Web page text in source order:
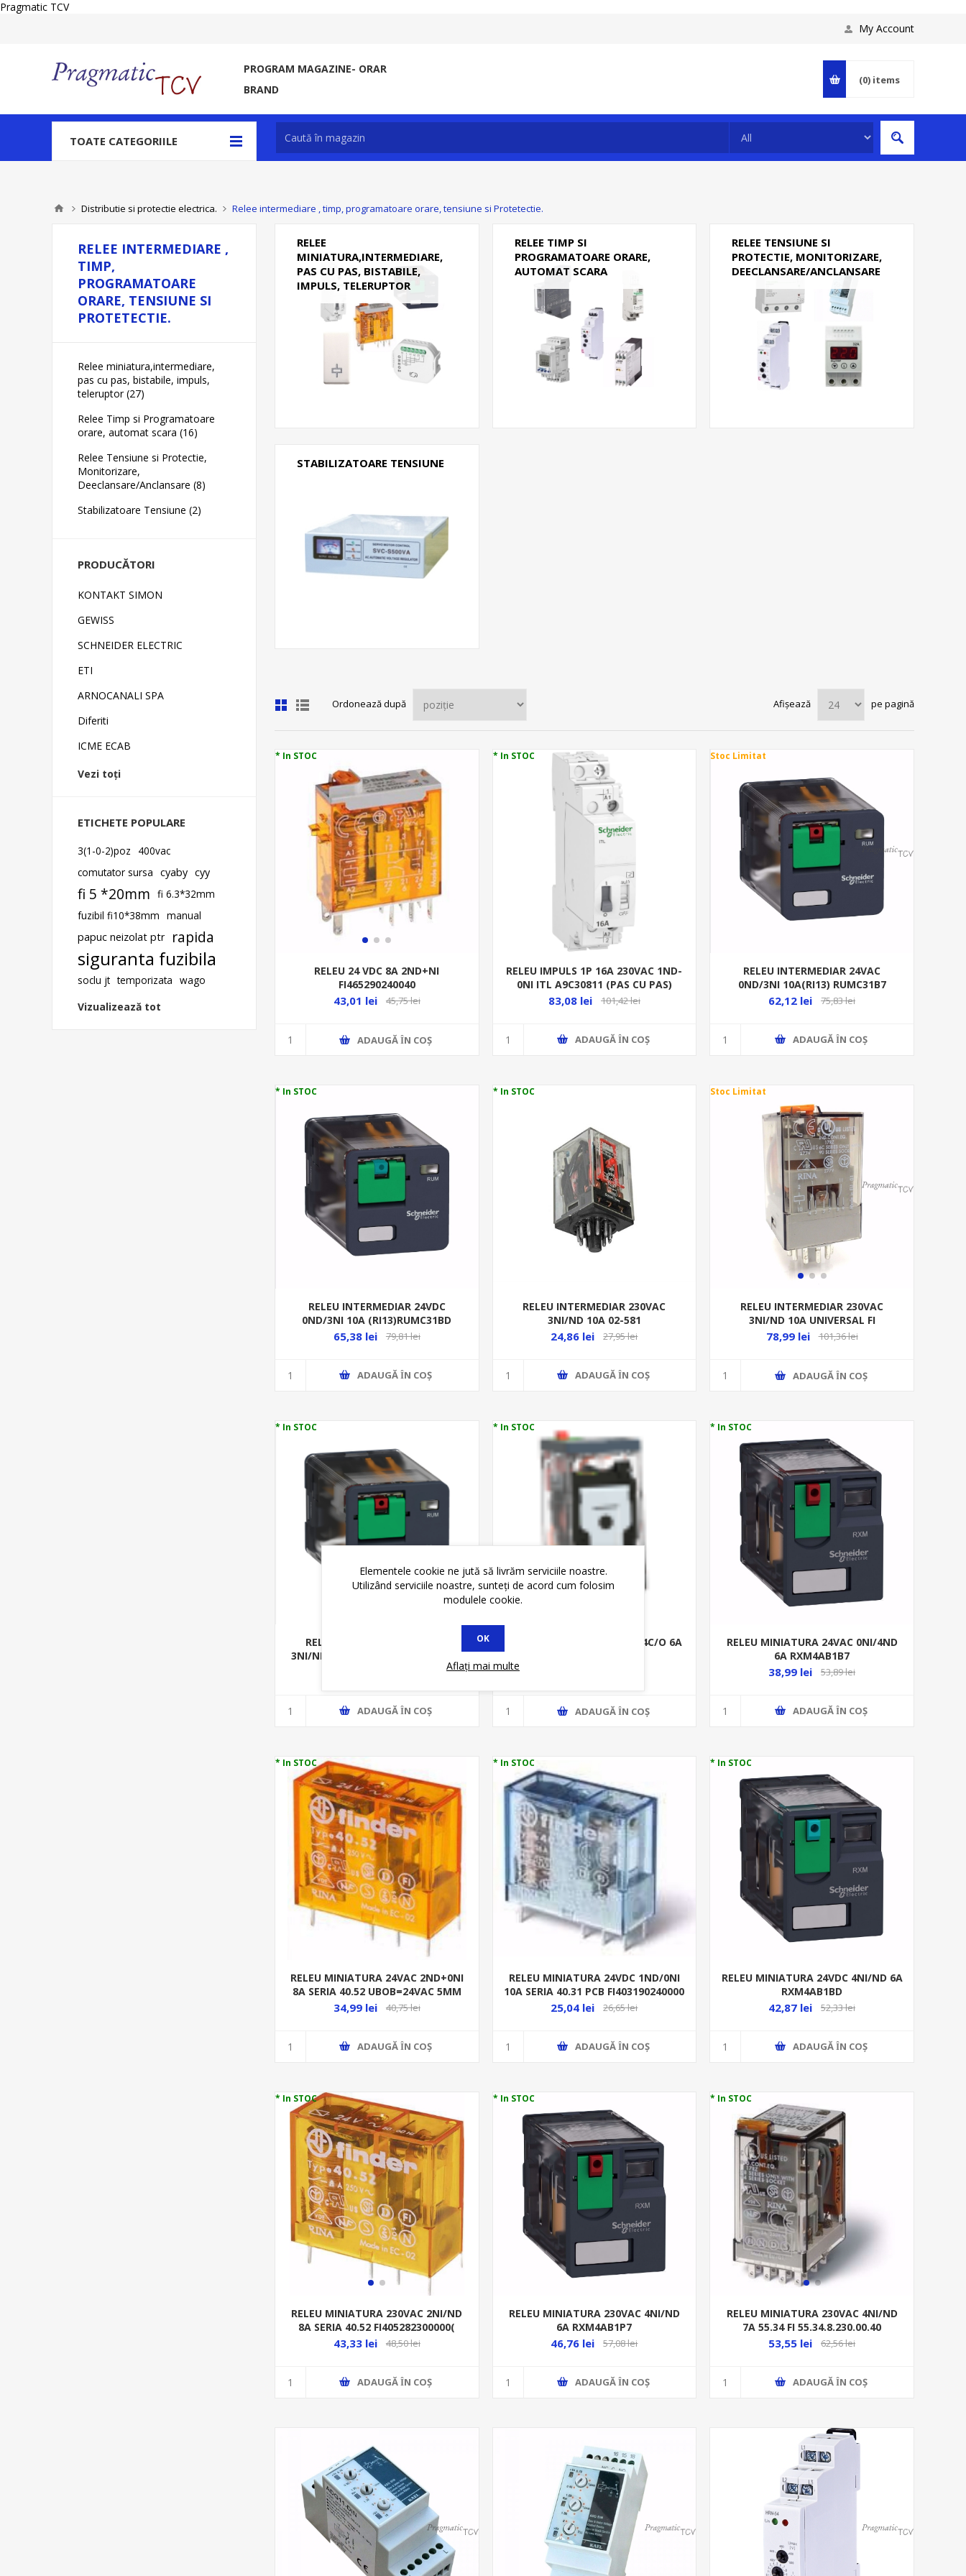
Pragmatic TCV
My Account
PROGRAM MAGAZINE- ORAR
BRAND
(0) items
TOATE CATEGORIILE
Distributie si protectie electrica. Relee intermediare , timp, programatoare orare, tensiune si Protetectie.
RELEE
MINIATURA,INTERMEDIARE,
PAS CU PAS, BISTABILE,
IMPULS, TELERUPTOR
RELEE TIMP SI
PROGRAMATOARE ORARE,
AUTOMAT SCARA
RELEE TENSIUNE SI
PROTECTIE, MONITORIZARE,
DEECLANSARE/ANCLANSARE
STABILIZATOARE TENSIUNE
Ordonează după Afișează pe pagină
* In STOC
RELEU 24 VDC 8A 2ND+NI
FI465290240040
43,01 lei 45,75 lei
ADAUGĂ ȊN COŞ
* In STOC
RELEU IMPULS 1P 16A 230VAC 1ND-
0NI ITL A9C30811 (PAS CU PAS)
TELERUPTOR
83,08 lei 101,42 lei
ADAUGĂ ȊN COŞ
Stoc Limitat
RELEU INTERMEDIAR 24VAC
0ND/3NI 10A(RI13) RUMC31B7
62,12 lei 75,83 lei
ADAUGĂ ȊN COŞ
* In STOC
RELEU INTERMEDIAR 24VDC
0ND/3NI 10A (RI13)RUMC31BD
65,38 lei 79,81 lei
ADAUGĂ ȊN COŞ
* In STOC
RELEU INTERMEDIAR 230VAC
3NI/ND 10A 02-581
24,86 lei 27,95 lei
ADAUGĂ ȊN COŞ
Stoc Limitat
RELEU INTERMEDIAR 230VAC
3NI/ND 10A UNIVERSAL FI
60.13.8.230.00.40
78,99 lei 101,36 lei
ADAUGĂ ȊN COŞ
* In STOC
RELEU INTERMEDIAR 230VAC
3NI/ND 10A UNIVERSAL RUMC31P7
ADAUGĂ ȊN COŞ
* In STOC
RELEU MINIATURA 230VAC 4C/O 6A
ADAUGĂ ȊN COŞ
* In STOC
RELEU MINIATURA 24VAC 0NI/4ND
6A RXM4AB1B7
38,99 lei 53,89 lei
ADAUGĂ ȊN COŞ
* In STOC
RELEU MINIATURA 24VAC 2ND+0NI
8A SERIA 40.52 UBOB=24VAC 5MM
INTRE PINI
34,99 lei 40,75 lei
ADAUGĂ ȊN COŞ
* In STOC
RELEU MINIATURA 24VDC 1ND/0NI
10A SERIA 40.31 PCB FI403190240000
25,04 lei 26,65 lei
ADAUGĂ ȊN COŞ
* In STOC
RELEU MINIATURA 24VDC 4NI/ND 6A
RXM4AB1BD
42,87 lei 52,33 lei
ADAUGĂ ȊN COŞ
* In STOC
RELEU MINIATURA 230VAC 2NI/ND
8A SERIA 40.52 FI405282300000(
SOCLU 95.05.SMA)
43,33 lei 48,50 lei
ADAUGĂ ȊN COŞ
* In STOC
RELEU MINIATURA 230VAC 4NI/ND
6A RXM4AB1P7
46,76 lei 57,08 lei
ADAUGĂ ȊN COŞ
* In STOC
RELEU MINIATURA 230VAC 4NI/ND
7A 55.34 FI 55.34.8.230.00.40
53,55 lei 62,56 lei
ADAUGĂ ȊN COŞ
RELEE INTERMEDIARE ,
TIMP,
PROGRAMATOARE
ORARE, TENSIUNE SI
PROTETECTIE.
Relee miniatura,intermediare,
pas cu pas, bistabile, impuls,
teleruptor (27)
Relee Timp si Programatoare
orare, automat scara (16)
Relee Tensiune si Protectie,
Monitorizare,
Deeclansare/Anclansare (8)
Stabilizatoare Tensiune (2)
PRODUCĂTORI
KONTAKT SIMON
GEWISS
SCHNEIDER ELECTRIC
ETI
ARNOCANALI SPA
Diferiti
ICME ECAB
Vezi toți
ETICHETE POPULARE
3(1-0-2)poz
400vac
comutator sursa cyaby cyy
fi 5 *20mm fi 6.3*32mm
fuzibil fi10*38mm manual
papuc neizolat ptr
rapida
siguranta fuzibila
soclu jt temporizata wago
Vizualizează tot
Elementele cookie ne jută să livrăm serviciile noastre.
Utilizând serviciile noastre, sunteți de acord cum folosim
modulele cookie.
OK
Aflați mai multe